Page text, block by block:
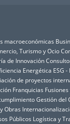
macroeconómicas
Turismo y Ocio
de Innovación
Energética ESG
de proyectos
Franquicias
Gestión del
Obras
Públicos Logística y